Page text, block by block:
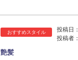
おすすめスタイル 投稿日：
投稿者：
艶髪